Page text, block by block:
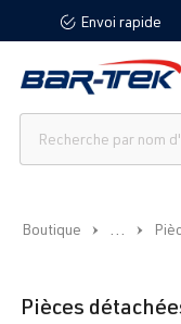
principalEnvoi rapide
Boutique ...
Pièces